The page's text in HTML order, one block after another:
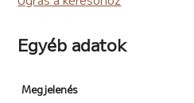
Egyéb adatok
Megjelenés